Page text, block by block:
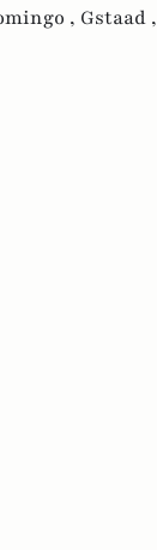
, Gstaad ,